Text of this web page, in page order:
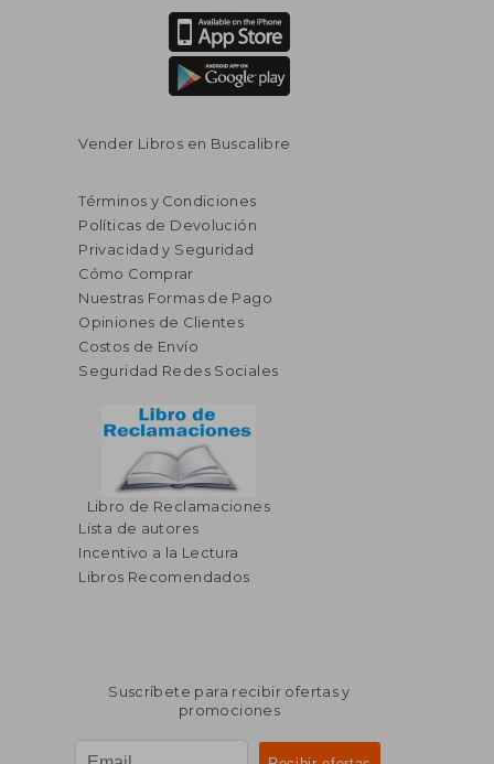
Vender Libros en Buscalibre
Términos y Condiciones
Políticas de Devolución
Privacidad y Seguridad
Cómo Comprar
Nuestras Formas de Pago
Opiniones de Clientes
Costos de Envío
Seguridad Redes Sociales
Libro de Reclamaciones
Lista de autores
Incentivo a la Lectura
Libros Recomendados
Suscríbete para recibir ofertas y
promociones